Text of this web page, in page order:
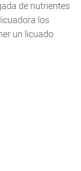
de nutrientes
los
un licuado